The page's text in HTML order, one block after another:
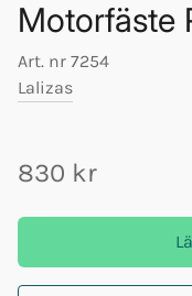
Motorfäste
Art. nr 7254
Lalizas
830 kr